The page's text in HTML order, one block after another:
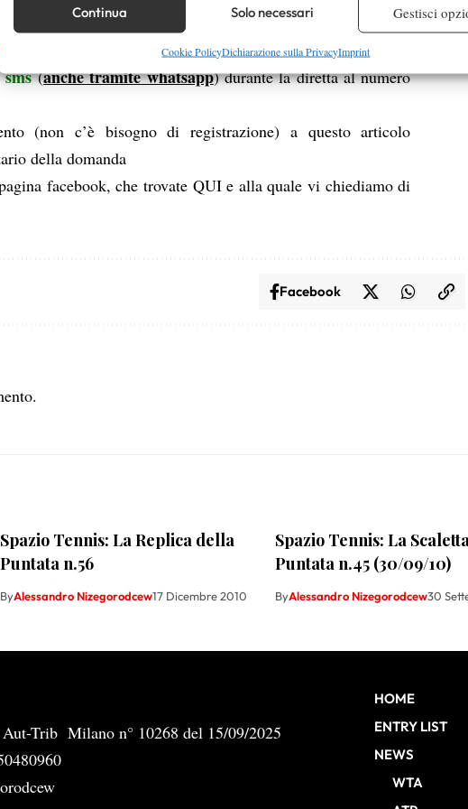
Identificare i dispositivi in base alle informazioni trasmesse automaticamente.
Garantire la sicurezza, prevenire e rilevare frodi, correggere errori,
Erogare e presentare pubblicità e contenuto, Salvare e comunicare le
Continua Solo necessari Gestisci
Cookie PolicyDichiarazione sulla PrivacyImprint
Manà Manà Sport
Tennis
sms(anche tramite whatsapp) durante la diretta al numero
(non c’è bisogno di registrazione) a questo articolo
della domanda
facebook, che trovate QUIe alla quale vi chiediamo di
Facebook
Spazio Tennis: La Replica della
Puntata n.56
ByAlessandro Nizegorodcew17 Dicembre 2010
Spazio Tennis: La
Puntata n.45 (30/09/10)
ByAlessandro Nizegorodcew30
Aut-Trib Milano n° 10268 del 15/09/2025
HOME
ENTRY LIST
NEWS
WTA